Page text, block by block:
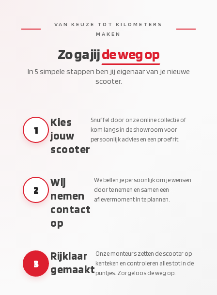
VAN KEUZE TOT KILOMETERS
MAKEN
Zo ga jijde weg op
In 5 simpele stappen ben jij eigenaar van je nieuwe
scooter.
1
Kies
jouw
scooter
Snuffel door onze online collectie of
kom langs in de showroom voor
persoonlijk advies en een proefrit.
2
Wij
nemen
contact
op
We bellen je persoonlijk om je wensen
door te nemen en samen een
aflevermoment in te plannen.
3
Rijklaar
gemaakt
Onze monteurs zetten de scooter op
kenteken en controleren alles tot in de
puntjes. Zorgeloos de weg op.